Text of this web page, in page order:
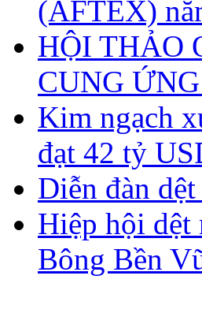
(AFTEX)
HỘI THẢO
CUNG
Kim ngạch
đạt 42 tỷ
Diễn đàn
Hiệp hội
Bông Bền